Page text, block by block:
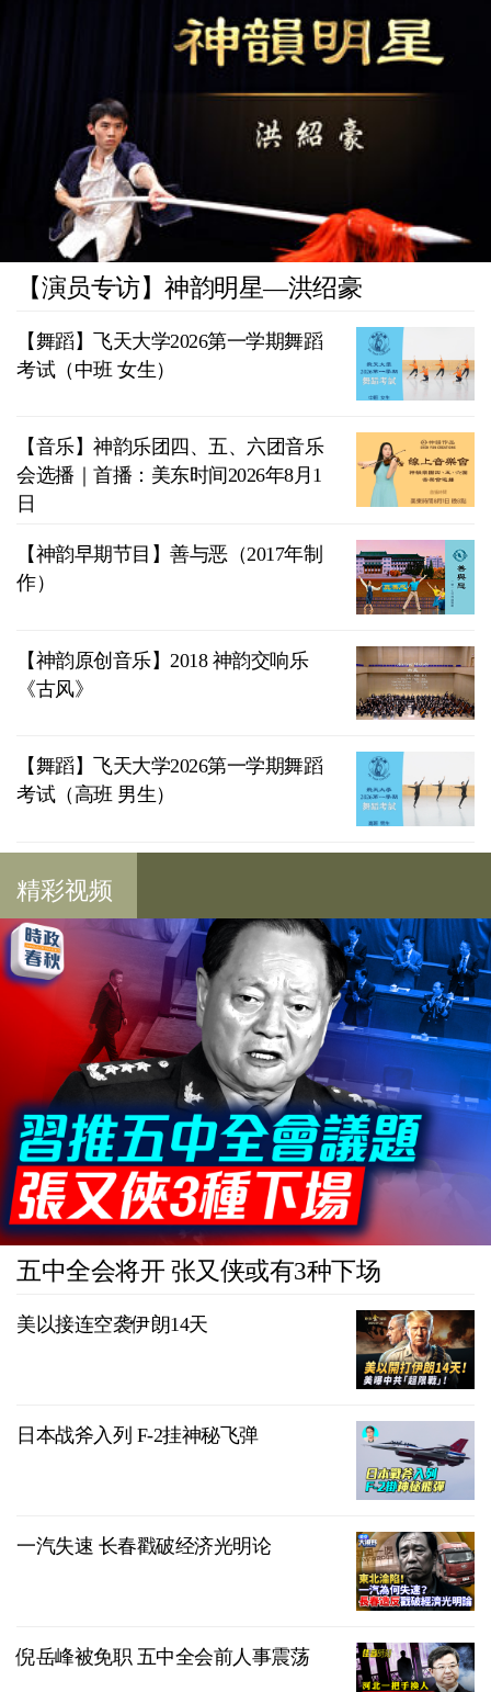
【演员专访】神韵明星—洪绍豪
【舞蹈】飞天大学2026第一学期舞蹈
考试（中班 女生）
【音乐】神韵乐团四、五、六团音乐
会选播｜首播：美东时间2026年8月1
日
【神韵早期节目】善与恶（2017年制
作）
【神韵原创音乐】2018 神韵交响乐
《古风》
【舞蹈】飞天大学2026第一学期舞蹈
考试（高班 男生）
精彩视频
五中全会将开 张又侠或有3种下场
美以接连空袭伊朗14天
日本战斧入列 F-2挂神秘飞弹
一汽失速 长春戳破经济光明论
倪岳峰被免职 五中全会前人事震荡